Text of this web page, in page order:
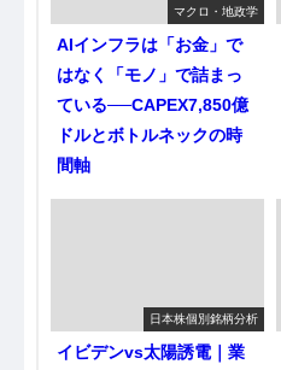
マクロ・地政学
AIインフラは「お金」で
はなく「モノ」で詰まっ
ている──CAPEX7,850億
ドルとボトルネックの時
間軸
日本株個別銘柄分析
イビデンvs太陽誘電｜業